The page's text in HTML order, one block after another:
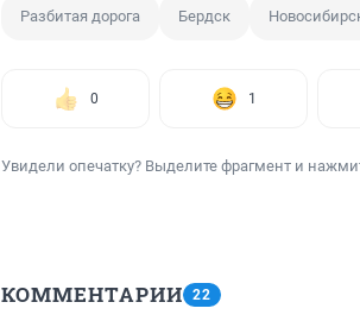
Разбитая дорога Бердск
0 1
Увидели опечатку? Выделите фрагмент и
КОММЕНТАРИИ 22